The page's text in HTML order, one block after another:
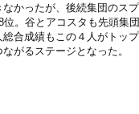
なかったが、後続集団のス
位。谷とアコスタも先頭集
総合成績もこの４人がトッ
がるステージとなった。